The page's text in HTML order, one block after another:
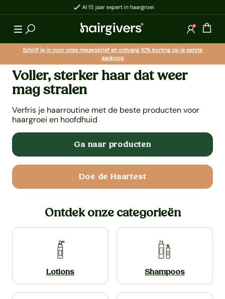
Al 15 jaar expert in haargroei
Hairgivers®
Schrijf je in voor onze nieuwsbrief en ontvang 10% korting op je eerste
aankoop
Voller, sterker haar dat weer
mag stralen
Verfris je haarroutine met de beste producten voor
haargroei en hoofdhuid
Ga naar producten
Doe de Haartest
Ontdek onze categorieën
Lotions Shampoos